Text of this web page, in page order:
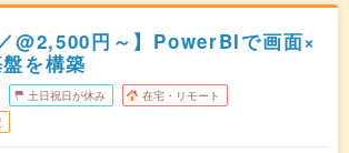
@2,500円～】PowerBIで画面×
を構築
土日祝日が休み 在宅・リモート